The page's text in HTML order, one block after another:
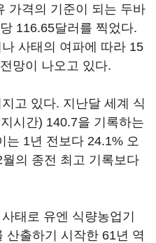
가격의 기준이 되는 두바
116.65달러를 찍었다.
사태의 여파에 따라 15
망이 나오고 있다.
고 있다. 지난달 세계 식
시간) 140.7을 기록하는
는 1년 전보다 24.1% 오
의 종전 최고 기록보다
태로 유엔 식량농업기
산출하기 시작한 61년 역